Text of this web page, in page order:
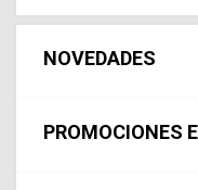
NOVEDADES
PROMOCIONES